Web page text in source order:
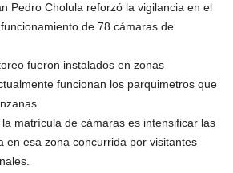
Pedro Cholula reforzó la vigilancia en el
de 78 cámaras de
fueron instalados en zonas
funcionan los parquimetros que
matrícula de cámaras es intensificar las
en esa zona concurrida por visitantes